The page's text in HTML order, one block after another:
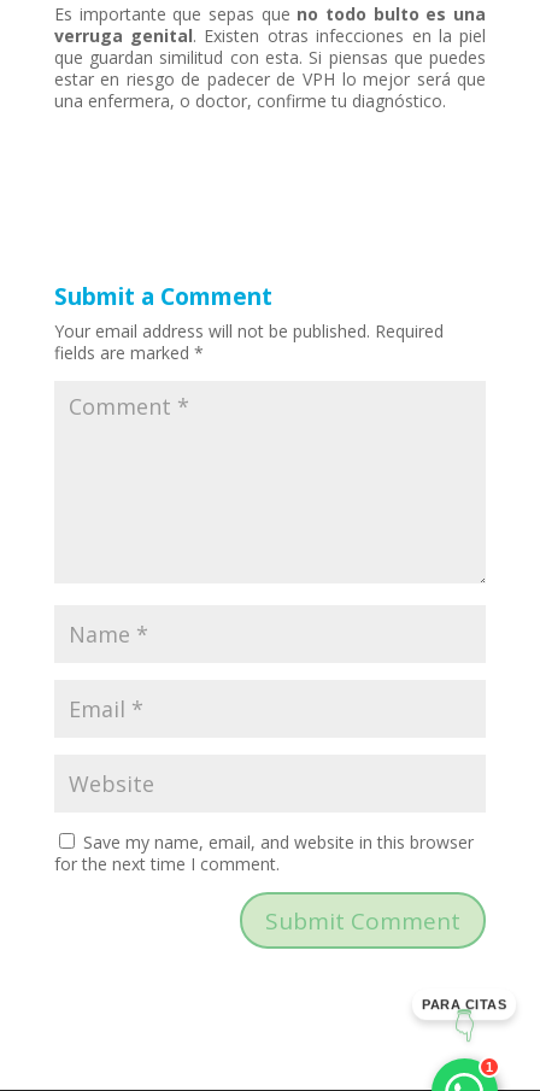
Es importante que sepas que no todo bulto es una
verruga genital. Existen otras infecciones en la piel
que guardan similitud con esta. Si piensas que puedes
estar en riesgo de padecer de VPH lo mejor será que
una enfermera, o doctor, confirme tu diagnóstico.
Submit a Comment
Your email address will not be published. Required
fields are marked *
Save my name, email, and website in this browser
for the next time I comment.
PARA CITAS
👇
1